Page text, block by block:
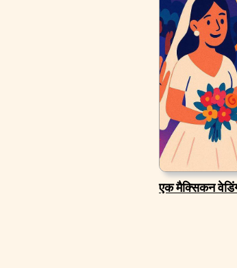
एक मैक्सिकन